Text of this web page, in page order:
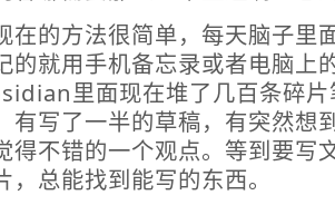
在的方法很简单，每天脑子里
的就用手机备忘录或者电脑上
里面现在堆了几百条碎
有写了一半的草稿，有突然想
得不错的一个观点。等到要写
，总能找到能写的东西。